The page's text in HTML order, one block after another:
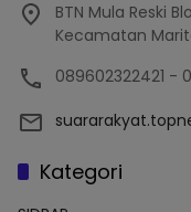
BTN Mula Reski
Kecamatan
089602322421 -
Kategori